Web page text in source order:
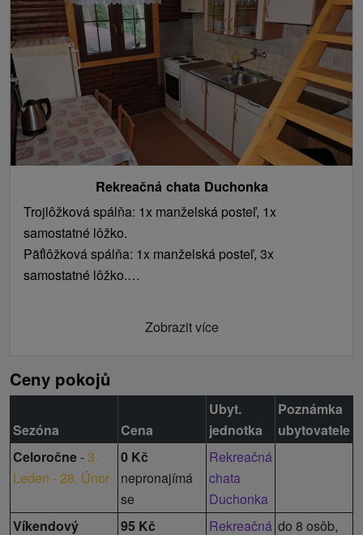
Rekreačná chata Duchonka
Trojlôžková spálňa: 1x manželská posteľ, 1x
samostatné lôžko.
Päťlôžková spálňa: 1x manželská posteľ, 3x
samostatné lôžko.
Zobrazit více
Ceny pokojů
Sezóna Cena
Ubyt.
jednotka
Poznámka
ubytovatele
Celoročne-3.
Leden - 28. Únor
0 Kč
nepronajímá
se
Rekreačná
chata
Duchonka
Víkendový
95 Kč
Rekreačná do 8 osôb,